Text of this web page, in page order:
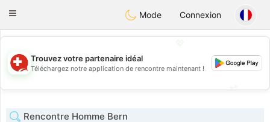
Suissi
Toggle
Mode Connexion
💖
💕
Trouvez votre partenaire idéal
Téléchargez notre application de rencontre maintenant !
Rencontre Homme Bern